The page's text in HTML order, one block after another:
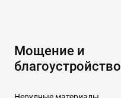
Мощение и
благоустройство